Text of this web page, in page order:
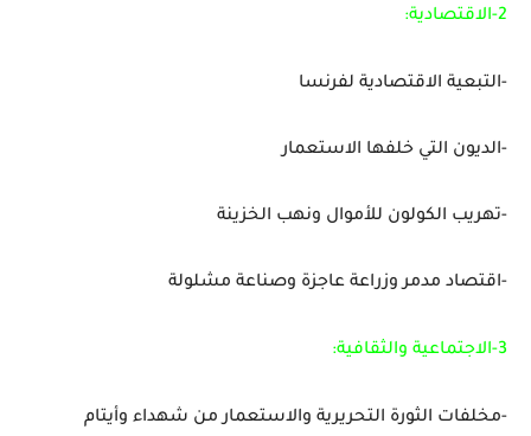
2-الاقتصادية:
-التبعية الاقتصادية لفرنسا
-الديون التي خلفها الاستعمار
-تهريب الكولون للأموال ونهب الخزينة
-اقتصاد مدمر وزراعة عاجزة وصناعة مشلولة
3-الاجتماعية والثقافية:
-مخلفات الثورة التحريرية والاستعمار من شهداء وأيتام